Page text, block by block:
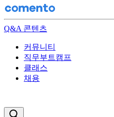
Q&A 콘텐츠
커뮤니티
직무부트캠프
클래스
채용